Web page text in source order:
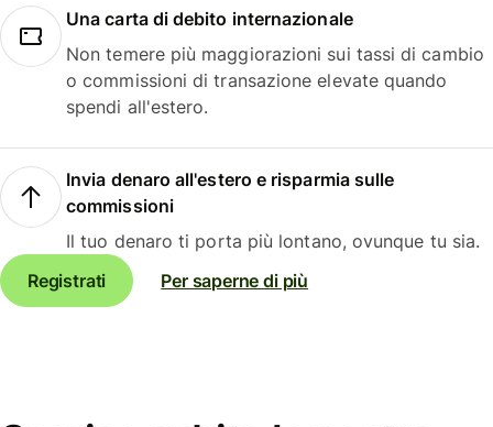
Una carta di debito internazionale
Non temere più maggiorazioni sui tassi di cambio
o commissioni di transazione elevate quando
spendi all'estero.
Invia denaro all'estero e risparmia sulle
commissioni
Il tuo denaro ti porta più lontano, ovunque tu sia.
Registrati
Per saperne di più